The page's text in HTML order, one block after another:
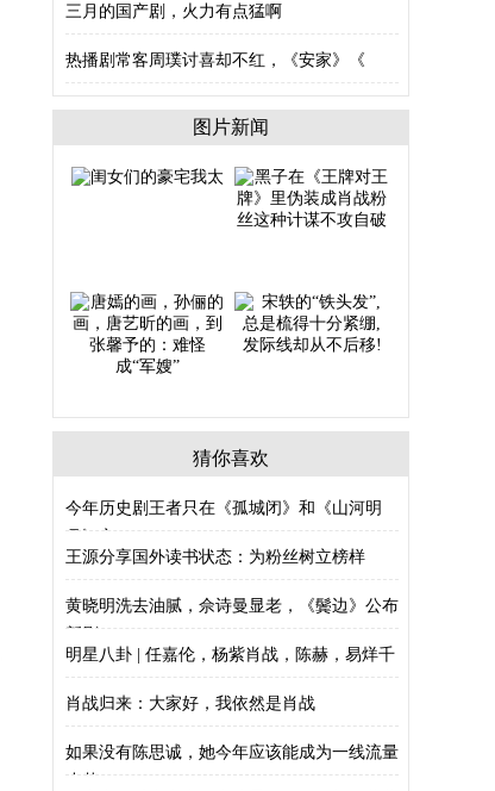
三月的国产剧，火力有点猛啊
热播剧常客周璞讨喜却不红，《安家》《
图片新闻
猜你喜欢
今年历史剧王者只在《孤城闭》和《山河明
月》之
王源分享国外读书状态：为粉丝树立榜样
黄晓明洗去油腻，佘诗曼显老，《鬓边》公布
新剧
明星八卦 | 任嘉伦，杨紫肖战，陈赫，易烊千
肖战归来：大家好，我依然是肖战
如果没有陈思诚，她今年应该能成为一线流量
小花